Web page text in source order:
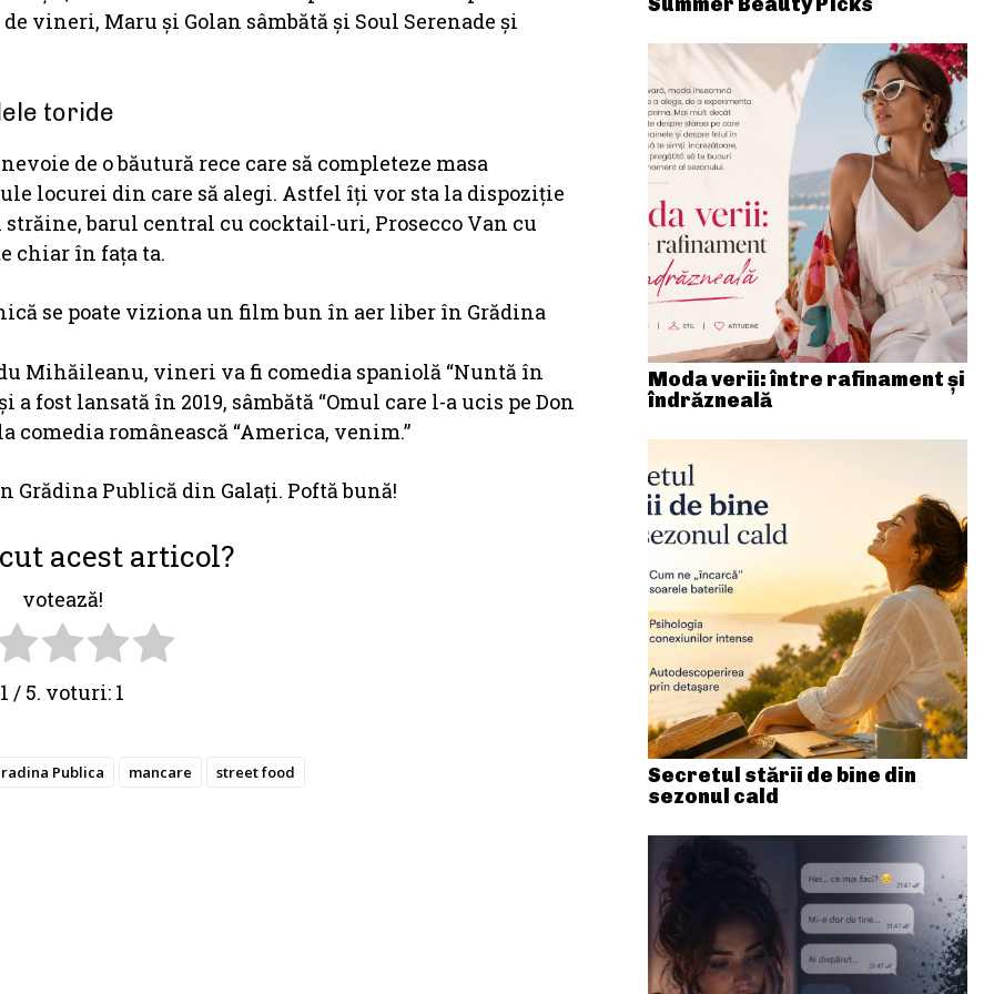
vineri, Maru și Golan sâmbătă și Soul Serenade și
toride
de o băutură rece care să completeze masa
locurei din care să alegi. Astfel îți vor sta la dispoziție
barul central cu cocktail-uri, Prosecco Van cu
chiar în fața ta.
se poate viziona un film bun în aer liber în Grădina
Mihăileanu, vineri va fi comedia spaniolă “Nuntă în
a fost lansată în 2019, sâmbătă “Omul care l-a ucis pe Don
românească “America, venim.”
Grădina Publică din Galați. Poftă bună!
acest articol?
votează!
1 / 5. voturi: 1
Publica mancare street food
Moda verii: între rafinament și
îndrăzneală
Secretul stării de bine din
sezonul cald